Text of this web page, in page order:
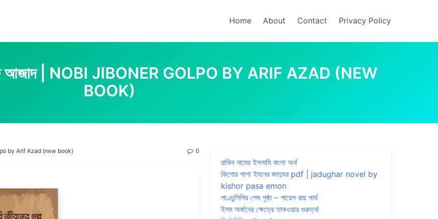
Home About Contact Privacy Policy
আজাদ | NOBI JIBONER GOLPO BY ARIF AZAD (NEW
BOOK)
by Arif Azad (new book) 0
রাকিব নামের ইসলামি বাংলা অর্থ
কিশোর পাশা ইমনের জাদুঘর pdf | jadughar novel by
kishor pasa emon
পাণ্ডুলিপির শেষ পৃষ্ঠা – পায়েল রায় পার্থ
ইলম অর্জনের ক্ষেত্রে তাকওয়ার গুরুত্ব!